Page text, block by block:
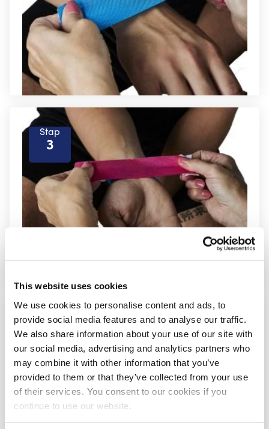
This website uses cookies
We use cookies to personalise content and ads, to
provide social media features and to analyse our traffic.
We also share information about your use of our site with
our social media, advertising and analytics partners who
may combine it with other information that you’ve
provided to them or that they’ve collected from your use
of their services. You consent to our cookies if you
continue to use our website.
Stap
3
Stap
4